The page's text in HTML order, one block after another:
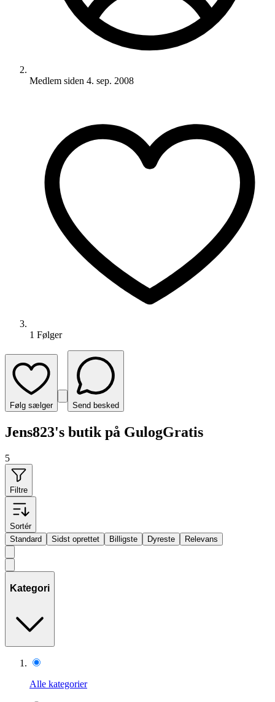
Medlem siden 4. sep. 2008
1 Følger
Følg sælger Send besked
Jens823's butik på GulogGratis
5
Filtre
Sortér
Standard
Sidst oprettet Billigste Dyreste Relevans
Kategori
Alle kategorier